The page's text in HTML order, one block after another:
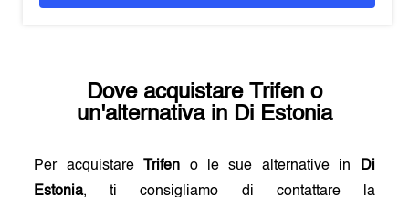
Dove acquistare Trifen o
un'alternativa in Di Estonia
Per acquistare Trifen o le sue alternative in
Di
Estonia, ti consigliamo di contattare la